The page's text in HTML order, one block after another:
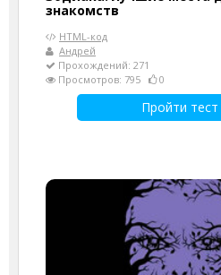
знакомств
HTML-код
Андрей
Прохождений: 271
Просмотров: 795
0
Пройти тест